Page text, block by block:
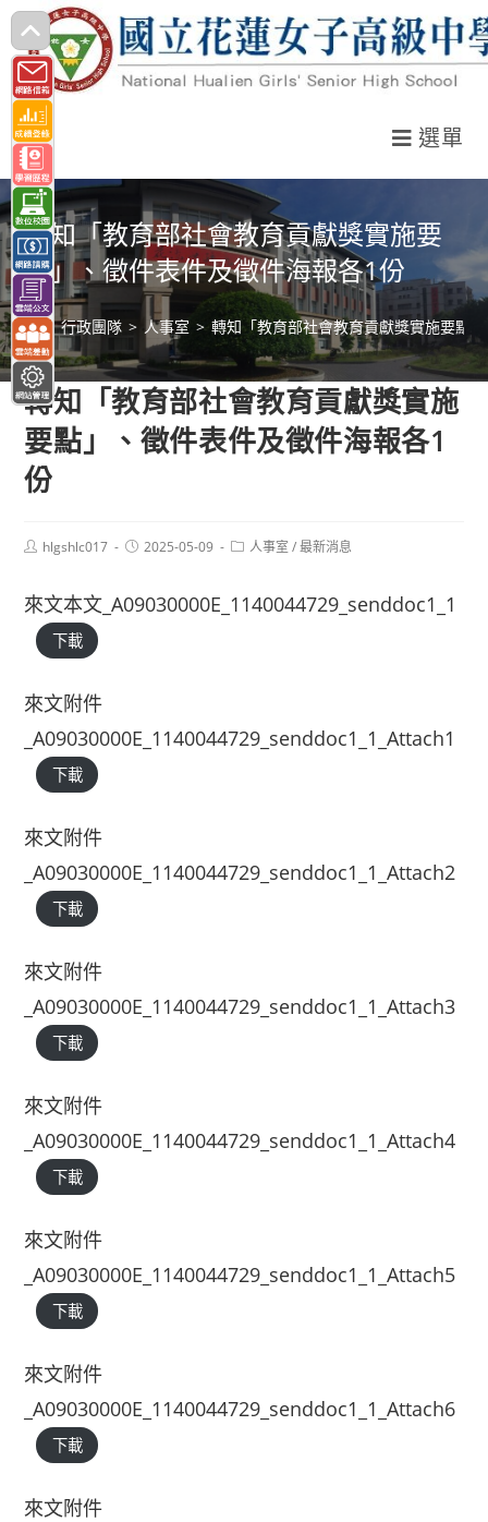
跳
轉
至
主
要
內
容
選單
轉知「教育部社會教育貢獻獎實施要
點」、徵件表件及徵件海報各1份
> 行政團隊 > 人事室 > 轉知「教育部社會教育貢獻獎實施要點
轉知「教育部社會教育貢獻獎實施
要點」、徵件表件及徵件海報各1
份
Posthlgshlc017
Post2025-05-09
Post人事室 / 最新消息
來文本文_A09030000E_1140044729_senddoc1_1
下載
來文附件
_A09030000E_1140044729_senddoc1_1_Attach1
下載
來文附件
_A09030000E_1140044729_senddoc1_1_Attach2
下載
來文附件
_A09030000E_1140044729_senddoc1_1_Attach3
下載
來文附件
_A09030000E_1140044729_senddoc1_1_Attach4
下載
來文附件
_A09030000E_1140044729_senddoc1_1_Attach5
下載
來文附件
_A09030000E_1140044729_senddoc1_1_Attach6
下載
來文附件